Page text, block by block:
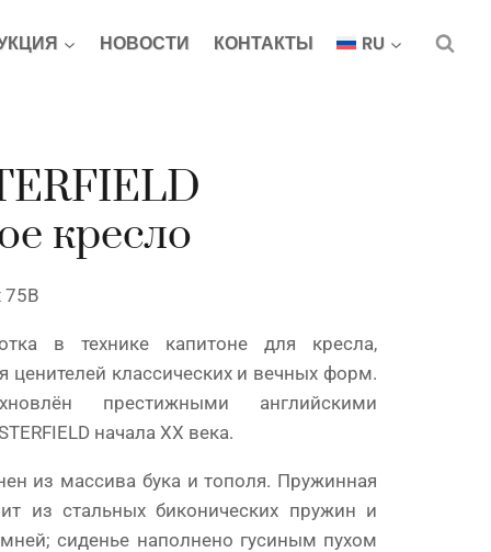
НОВОСТИ КОНТАКТЫ RU
кресло
75В
в технике капитоне для кресла,
ценителей классических и вечных форм.
престижными английскими
начала XX века.
из массива бука и тополя. Пружинная
из стальных биконических пружин и
сиденье наполнено гусиным пухом